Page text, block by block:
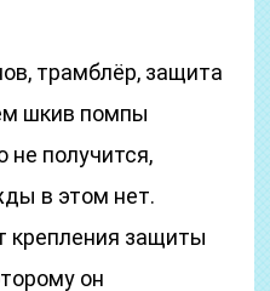
трамблёр, защита
шкив помпы
не получится,
в этом нет.
крепления защиты
он